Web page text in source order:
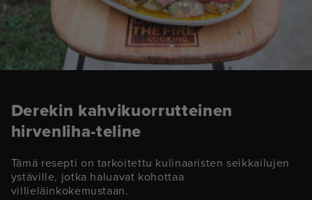
Derekin kahvikuorrutteinen
hirvenliha-teline
Tämä resepti on tarkoitettu kulinaaristen seikkailujen
ystäville, jotka haluavat kohottaa
villieläinkokemustaan.